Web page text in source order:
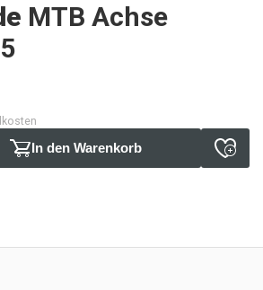
MTB Achse
In den Warenkorb